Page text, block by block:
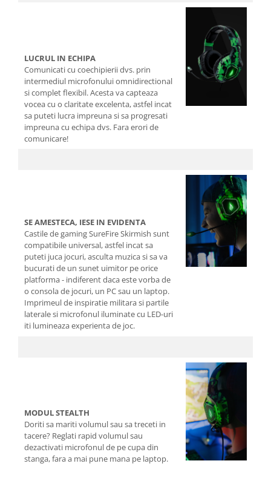
LUCRUL IN ECHIPA
Comunicati cu coechipierii dvs. prin
intermediul microfonului omnidirectional
si complet flexibil. Acesta va capteaza
vocea cu o claritate excelenta, astfel incat
sa puteti lucra impreuna si sa progresati
impreuna cu echipa dvs. Fara erori de
comunicare!
SE AMESTECA, IESE IN EVIDENTA
Castile de gaming SureFire Skirmish sunt
compatibile universal, astfel incat sa
puteti juca jocuri, asculta muzica si sa va
bucurati de un sunet uimitor pe orice
platforma - indiferent daca este vorba de
o consola de jocuri, un PC sau un laptop.
Imprimeul de inspiratie militara si partile
laterale si microfonul iluminate cu LED-uri
iti lumineaza experienta de joc.
MODUL STEALTH
Doriti sa mariti volumul sau sa treceti in
tacere? Reglati rapid volumul sau
dezactivati microfonul de pe cupa din
stanga, fara a mai pune mana pe laptop.